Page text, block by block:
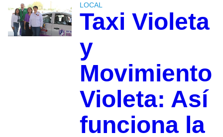
LOCAL
Taxi Violeta
y
Movimiento
Violeta: Así
funciona la